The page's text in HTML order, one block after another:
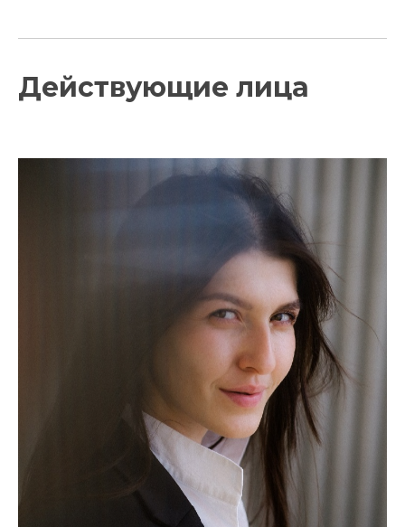
Действующие лица